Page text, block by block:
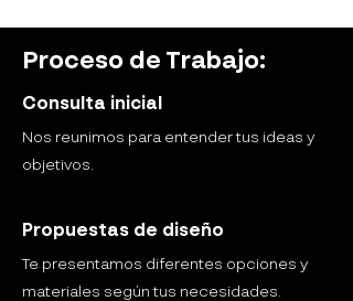
Proceso de Trabajo:
Consulta inicial
Nos reunimos para entender tus ideas y
objetivos.
Propuestas de diseño
Te presentamos diferentes opciones y
materiales según tus necesidades.